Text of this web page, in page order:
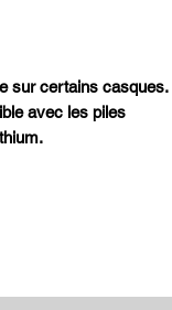
sur certains casques.
avec les piles